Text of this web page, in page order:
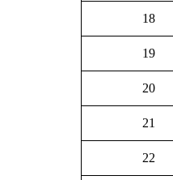
18
19
20
21
22